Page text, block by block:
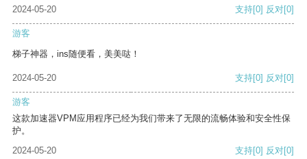
2024-05-20
支持[0] 反对[0]
游客
梯子神器，ins随便看，美美哒！
2024-05-20 支持[0] 反对[0]
游客
这款加速器VPM应用程序已经为我们带来了无限的流畅体验和安全性保
护。
2024-05-20
支持[0] 反对[0]